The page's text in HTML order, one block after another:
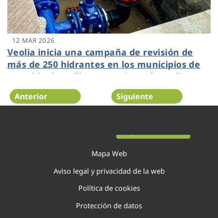
12 MAR 2026
Veolia inicia una campaña de revisión de
más de 250 hidrantes en los municipios de
La Pobla de Vallbona, Benissanó y L’Eliana
Anterior Siguiente
Mapa Web
Aviso legal y privacidad de la web
Política de cookies
Protección de datos